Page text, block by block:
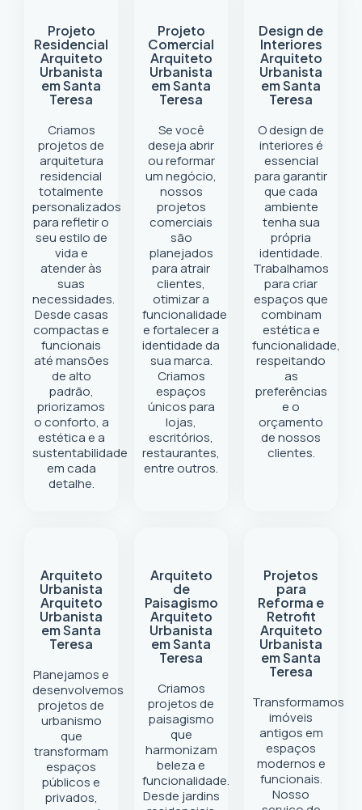
Projeto
Residencial
Arquiteto
Urbanista
em Santa
Teresa
Criamos
projetos de
arquitetura
residencial
totalmente
personalizados
para refletir o
seu estilo de
vida e
atender às
suas
necessidades.
Desde casas
compactas e
funcionais
até mansões
de alto
padrão,
priorizamos
o conforto, a
estética e a
sustentabilidade
em cada
detalhe.
Projeto
Comercial
Arquiteto
Urbanista
em Santa
Teresa
Se você
deseja abrir
ou reformar
um negócio,
nossos
projetos
comerciais
são
planejados
para atrair
clientes,
otimizar a
funcionalidade
e fortalecer a
identidade da
sua marca.
Criamos
espaços
únicos para
lojas,
escritórios,
restaurantes,
entre outros.
Design de
Interiores
Arquiteto
Urbanista
em Santa
Teresa
O design de
interiores é
essencial
para garantir
que cada
ambiente
tenha sua
própria
identidade.
Trabalhamos
para criar
espaços que
combinam
estética e
funcionalidade,
respeitando
as
preferências
e o
orçamento
de nossos
clientes.
Arquiteto
Urbanista
Arquiteto
Urbanista
em Santa
Teresa
Planejamos e
desenvolvemos
projetos de
urbanismo
que
transformam
espaços
públicos e
privados,
Arquiteto
de
Paisagismo
Arquiteto
Urbanista
em Santa
Teresa
Criamos
projetos de
paisagismo
que
harmonizam
beleza e
funcionalidade.
Desde jardins
Projetos
para
Reforma e
Retrofit
Arquiteto
Urbanista
em Santa
Teresa
Transformamos
imóveis
antigos em
espaços
modernos e
funcionais.
Nosso